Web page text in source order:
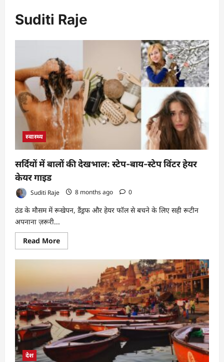
Suditi Raje
स्वास्थ्य
सर्दियों में बालों की देखभाल: स्टेप-बाय-स्टेप विंटर हेयर
केयर गाइड
Suditi Raje 8 months ago 0
ठंड के मौसम में रूखेपन, डैंड्रफ और हेयर फॉल से बचने के लिए सही रूटीन
अपनाना ज़रूरी...
Read MoreRead
more
सर्दियों
देखभाल:
स्टेप-
बाय-
स्टेप
विंटर
हेयर
केयर
गाइड
देश